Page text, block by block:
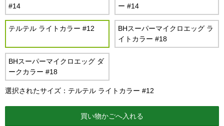
#14
ー #14
テルテル ライトカラー #12
BHスーパーマイクロエッグ ラ
イトカラー #18
BHスーパーマイクロエッグ ダ
ークカラー #18
選択されたサイズ：テルテル ライトカラー #12